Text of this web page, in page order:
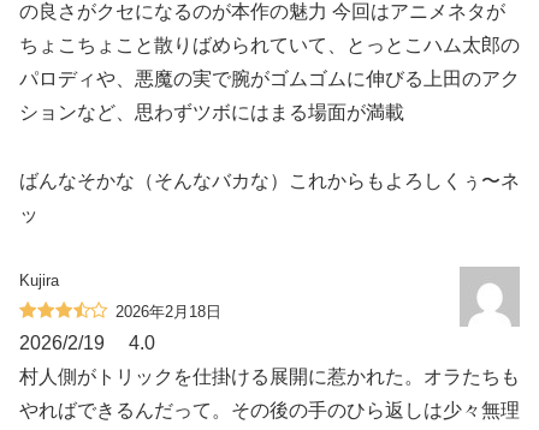
の良さがクセになるのが本作の魅力 今回はアニメネタが
ちょこちょこと散りばめられていて、とっとこハム太郎の
パロディや、悪魔の実で腕がゴムゴムに伸びる上田のアク
ションなど、思わずツボにはまる場面が満載
ばんなそかな️（そんなバカな）これからもよろしくぅ〜ネ
ッ
Kujira
2026年2月18日
2026/2/19 4.0
村人側がトリックを仕掛ける展開に惹かれた。オラたちも
やればできるんだって。その後の手のひら返しは少々無理